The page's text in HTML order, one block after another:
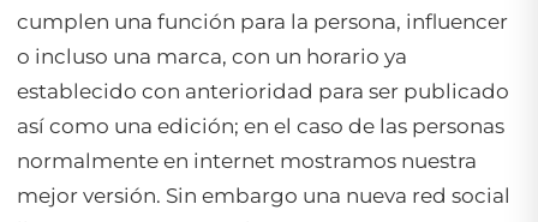
cumplen una función para la persona, influencer
o incluso una marca, con un horario ya
establecido con anterioridad para ser publicado
así como una edición; en el caso de las personas
normalmente en internet mostramos nuestra
mejor versión. Sin embargo una nueva red social